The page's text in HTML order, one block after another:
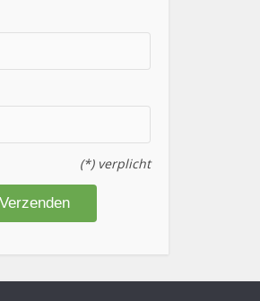
(*) verplicht